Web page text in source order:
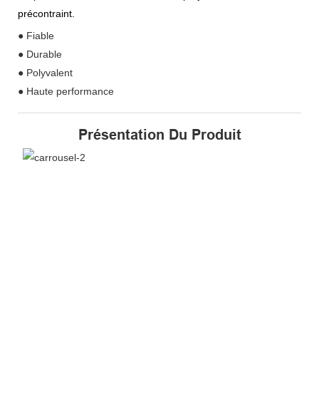
précontraint.
● Fiable
● Durable
● Polyvalent
● Haute performance
Présentation Du Produit